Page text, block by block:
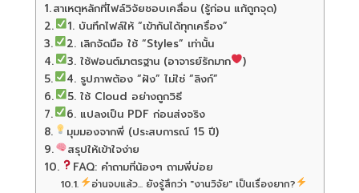
สาเหตุหลักที่ไฟล์วิจัยชอบเคลื่อน (รู้ก่อน แก้ถูกจุด)
1. บันทึกไฟล์ให้ “เข้ากันได้ทุกเครื่อง”
2. เลิกจัดมือ ใช้ “Styles” เท่านั้น
3. ใช้ฟอนต์มาตรฐาน (อาจารย์รักมาก
)
4. รูปภาพต้อง “ฝัง” ไม่ใช่ “ลิงก์”
5. ใช้ Cloud อย่างถูกวิธี
6. แปลงเป็น PDF ก่อนส่งจริง
มุมมองจากพี่ (ประสบการณ์ 15 ปี)
สรุปให้เข้าใจง่าย
FAQ: คำถามที่น้องๆ ถามพี่บ่อย
อ่านจบแล้ว... ยังรู้สึกว่า "งานวิจัย" เป็นเรื่องยาก?